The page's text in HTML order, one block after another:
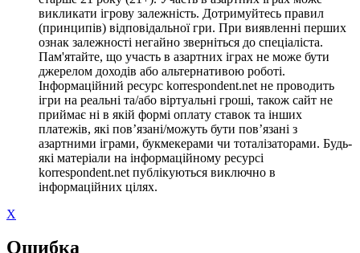
викликати ігрову залежність. Дотримуйтесь правил
(принципів) відповідальної гри. При виявленні перших
ознак залежності негайно зверніться до спеціаліста.
Пам'ятайте, що участь в азартних іграх не може бути
джерелом доходів або альтернативою роботі.
Інформаційний ресурс korrespondent.net не проводить
ігри на реальні та/або віртуальні гроші, також сайт не
приймає ні в якій формі оплату ставок та інших
платежів, які пов’язані/можуть бути пов’язані з
азартними іграми, букмекерами чи тоталізаторами. Будь-
які матеріали на інформаційному ресурсі
korrespondent.net публікуються виключно в
інформаційних цілях.
X
Ошибка